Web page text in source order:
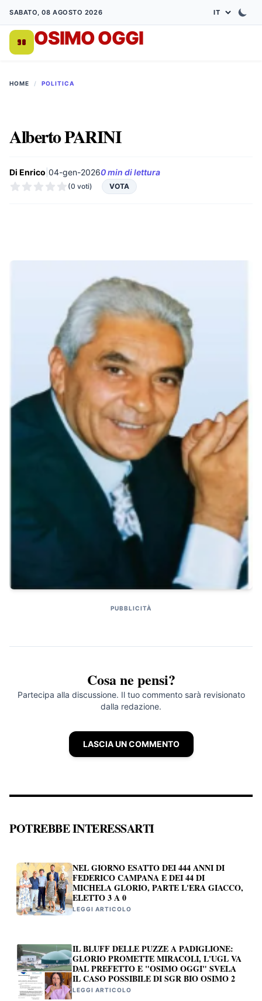
SABATO, 08 AGOSTO 2026
OSIMO OGGI
HOME / POLITICA
Alberto PARINI
Di Enrico 04-gen-20260 min di lettura
(0 voti) VOTA
PUBBLICITÀ
Cosa ne pensi?
Partecipa alla discussione. Il tuo commento sarà revisionato
dalla redazione.
LASCIA UN COMMENTO
POTREBBE INTERESSARTI
NEL GIORNO ESATTO DEI 444 ANNI DI
FEDERICO CAMPANA E DEI 44 DI
MICHELA GLORIO, PARTE L'ERA GIACCO,
ELETTO 3 A 0
LEGGI ARTICOLO
IL BLUFF DELLE PUZZE A PADIGLIONE:
GLORIO PROMETTE MIRACOLI, L'UGL VA
DAL PREFETTO E "OSIMO OGGI" SVELA
IL CASO POSSIBILE DI SGR BIO OSIMO 2
LEGGI ARTICOLO